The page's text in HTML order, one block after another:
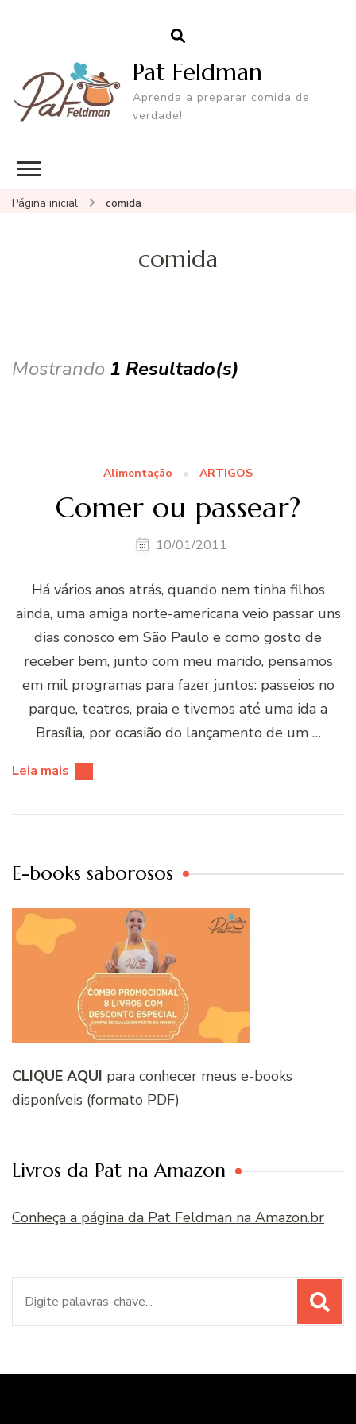
Pat Feldman
Aprenda a preparar comida de
verdade!
Página inicial comida
comida
Mostrando 1 Resultado(s)
Alimentação ARTIGOS
Comer ou passear?
10/01/2011
Há vários anos atrás, quando nem tinha filhos
ainda, uma amiga norte-americana veio passar uns
dias conosco em São Paulo e como gosto de
receber bem, junto com meu marido, pensamos
em mil programas para fazer juntos: passeios no
parque, teatros, praia e tivemos até uma ida a
Brasília, por ocasião do lançamento de um …
Leia mais
E-books saborosos
CLIQUE AQUI para conhecer meus e-books
disponíveis (formato PDF)
Livros da Pat na Amazon
Conheça a página da Pat Feldman na Amazon.br